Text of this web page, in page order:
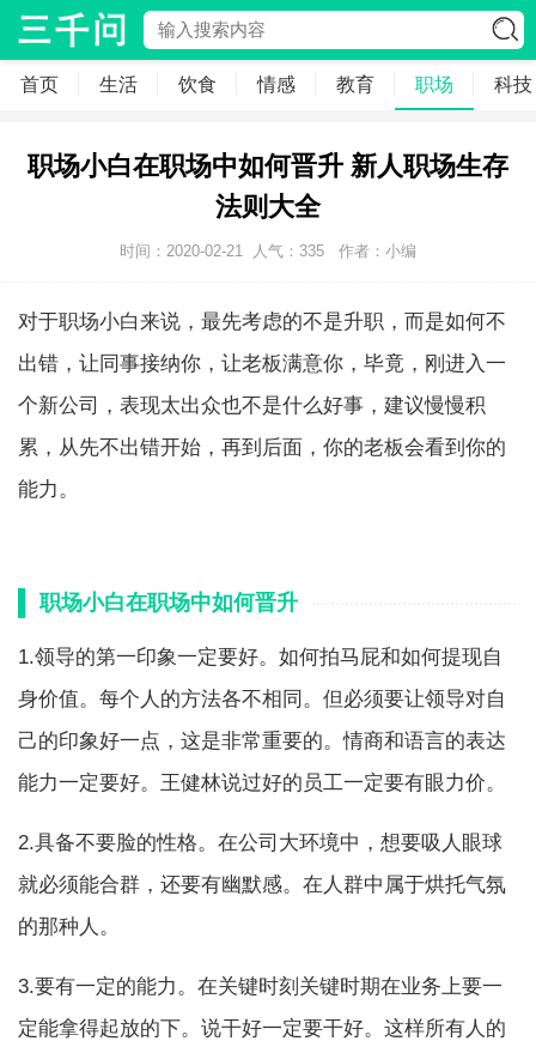
首页 生活 饮食 情感 教育 职场 科技
职场小白在职场中如何晋升 新人职场生存
法则大全
时间：2020-02-21 人气： 335 作者：小编
对于职场小白来说，最先考虑的不是升职，而是如何不
出错，让同事接纳你，让老板满意你，毕竟，刚进入一
个新公司，表现太出众也不是什么好事，建议慢慢积
累，从先不出错开始，再到后面，你的老板会看到你的
能力。
职场小白在职场中如何晋升
1.领导的第一印象一定要好。如何拍马屁和如何提现自
身价值。每个人的方法各不相同。但必须要让领导对自
己的印象好一点，这是非常重要的。情商和语言的表达
能力一定要好。王健林说过好的员工一定要有眼力价。
2.具备不要脸的性格。在公司大环境中，想要吸人眼球
就必须能合群，还要有幽默感。在人群中属于烘托气氛
的那种人。
3.要有一定的能力。在关键时刻关键时期在业务上要一
定能拿得起放的下。说干好一定要干好。这样所有人的